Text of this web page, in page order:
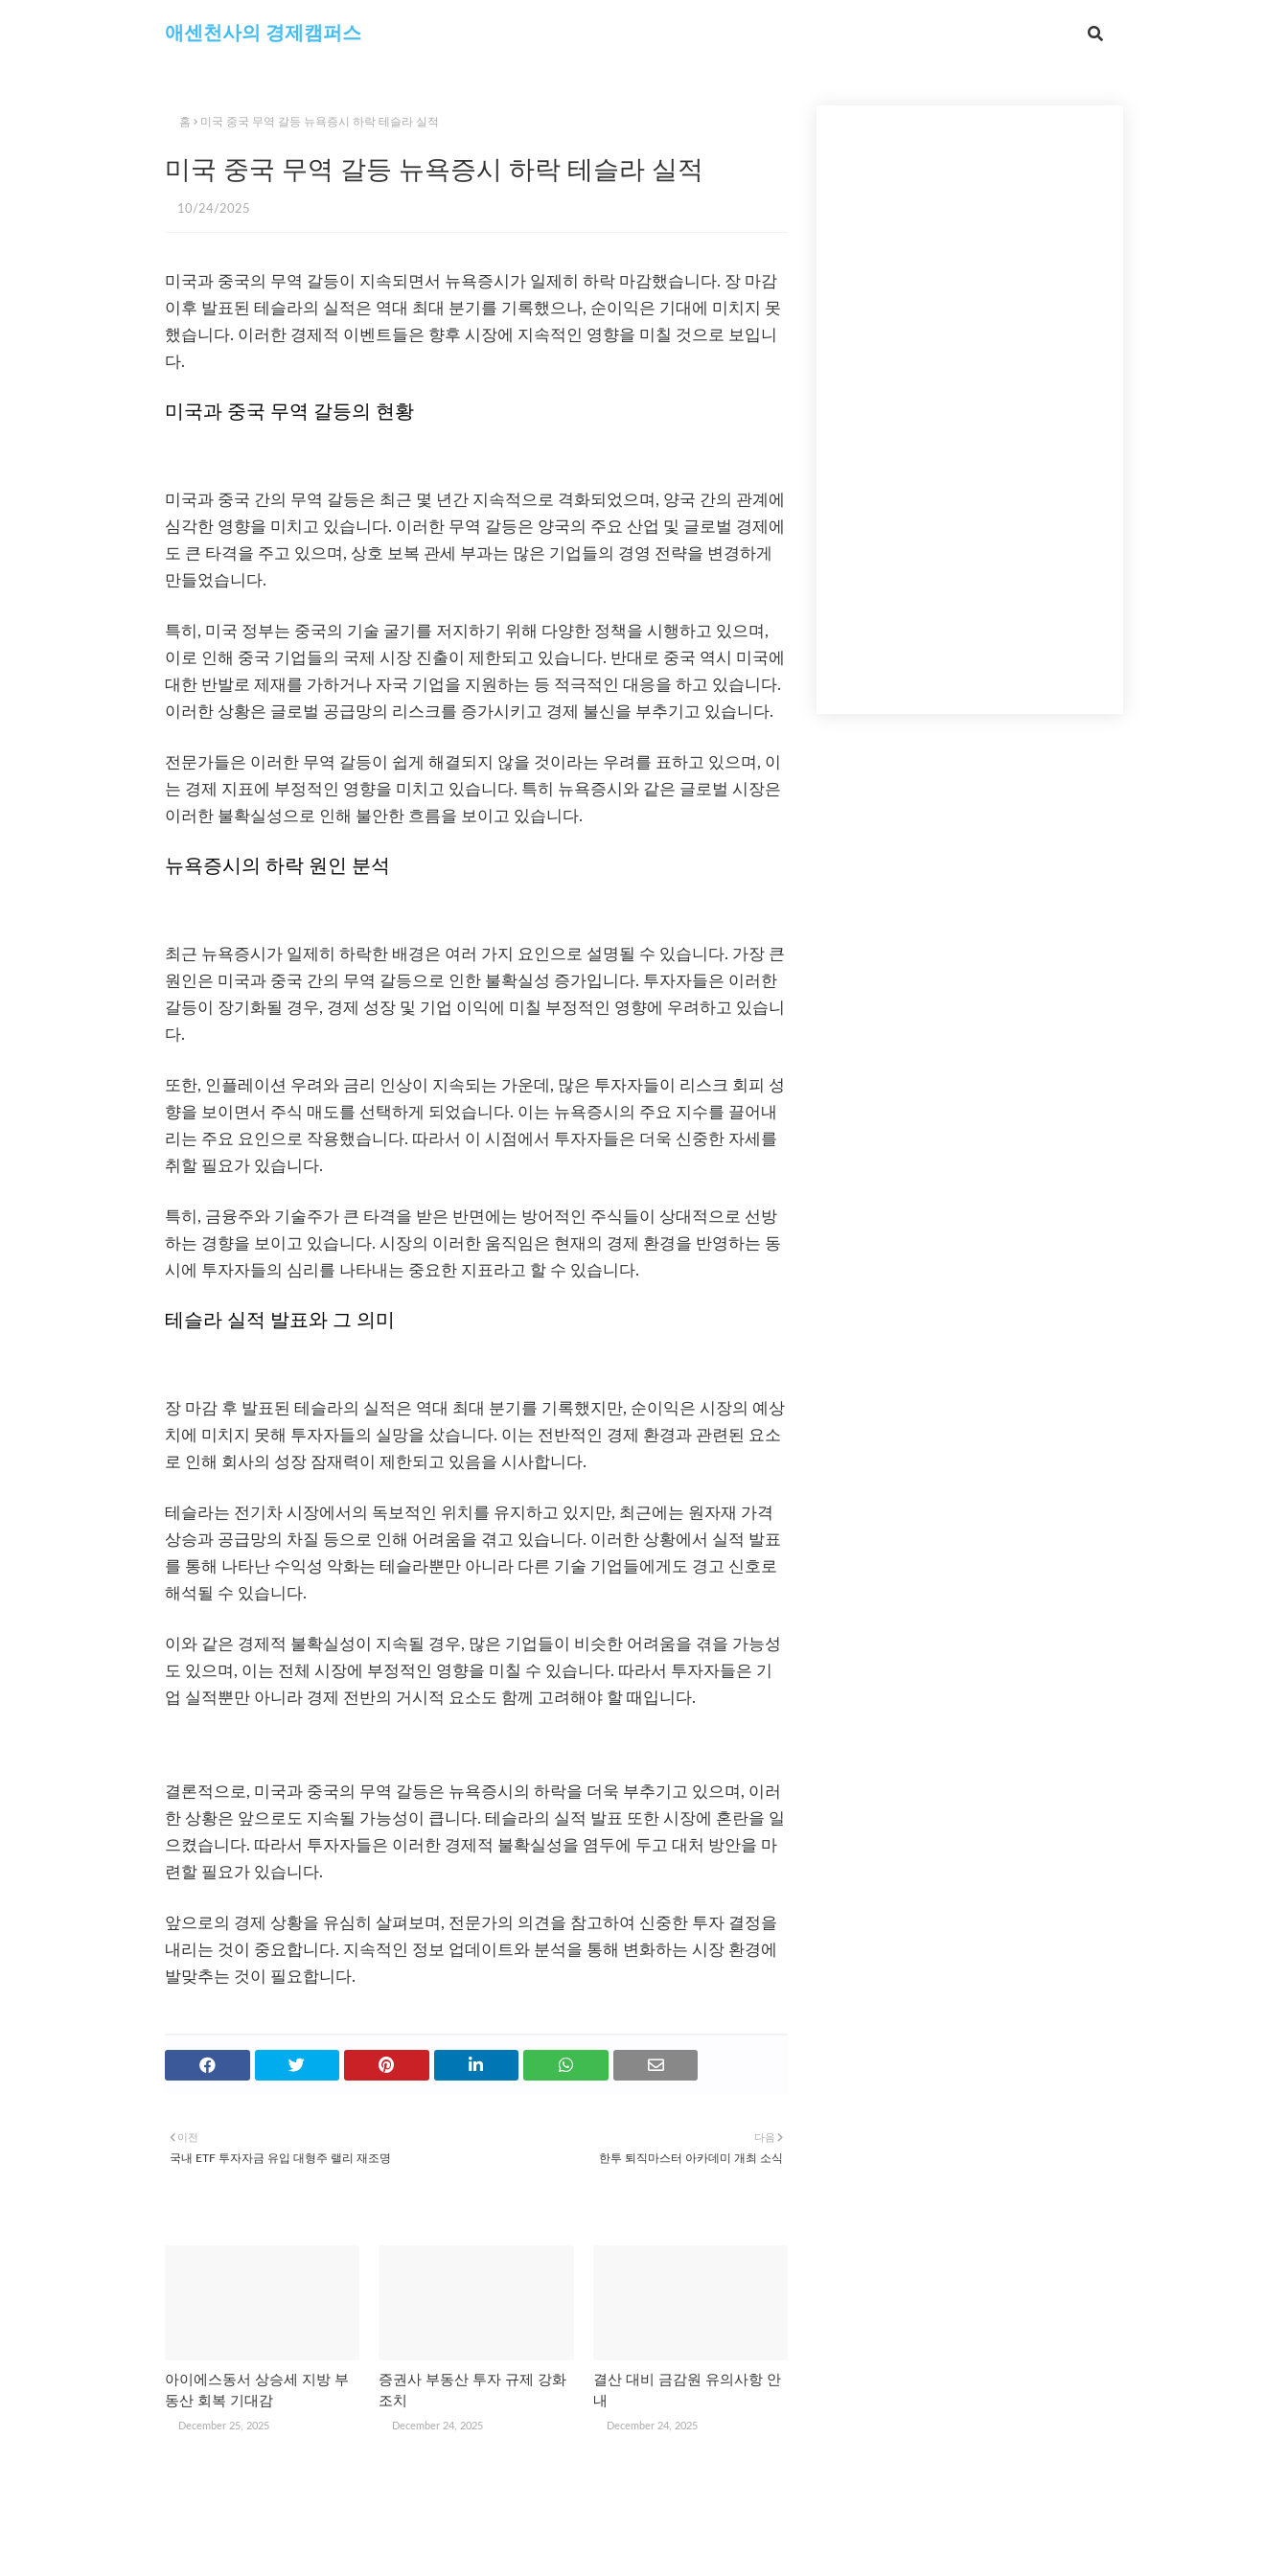
애센천사의 경제캠퍼스
홈 미국 중국 무역 갈등 뉴욕증시 하락 테슬라 실적
미국 중국 무역 갈등 뉴욕증시 하락 테슬라 실적
10/24/2025
미국과 중국의 무역 갈등이 지속되면서 뉴욕증시가 일제히 하락 마감했습니다. 장 마감
이후 발표된 테슬라의 실적은 역대 최대 분기를 기록했으나, 순이익은 기대에 미치지 못
했습니다. 이러한 경제적 이벤트들은 향후 시장에 지속적인 영향을 미칠 것으로 보입니
다.
미국과 중국 무역 갈등의 현황
미국과 중국 간의 무역 갈등은 최근 몇 년간 지속적으로 격화되었으며, 양국 간의 관계에
심각한 영향을 미치고 있습니다. 이러한 무역 갈등은 양국의 주요 산업 및 글로벌 경제에
도 큰 타격을 주고 있으며, 상호 보복 관세 부과는 많은 기업들의 경영 전략을 변경하게
만들었습니다.
특히, 미국 정부는 중국의 기술 굴기를 저지하기 위해 다양한 정책을 시행하고 있으며,
이로 인해 중국 기업들의 국제 시장 진출이 제한되고 있습니다. 반대로 중국 역시 미국에
대한 반발로 제재를 가하거나 자국 기업을 지원하는 등 적극적인 대응을 하고 있습니다.
이러한 상황은 글로벌 공급망의 리스크를 증가시키고 경제 불신을 부추기고 있습니다.
전문가들은 이러한 무역 갈등이 쉽게 해결되지 않을 것이라는 우려를 표하고 있으며, 이
는 경제 지표에 부정적인 영향을 미치고 있습니다. 특히 뉴욕증시와 같은 글로벌 시장은
이러한 불확실성으로 인해 불안한 흐름을 보이고 있습니다.
뉴욕증시의 하락 원인 분석
최근 뉴욕증시가 일제히 하락한 배경은 여러 가지 요인으로 설명될 수 있습니다. 가장 큰
원인은 미국과 중국 간의 무역 갈등으로 인한 불확실성 증가입니다. 투자자들은 이러한
갈등이 장기화될 경우, 경제 성장 및 기업 이익에 미칠 부정적인 영향에 우려하고 있습니
다.
또한, 인플레이션 우려와 금리 인상이 지속되는 가운데, 많은 투자자들이 리스크 회피 성
향을 보이면서 주식 매도를 선택하게 되었습니다. 이는 뉴욕증시의 주요 지수를 끌어내
리는 주요 요인으로 작용했습니다. 따라서 이 시점에서 투자자들은 더욱 신중한 자세를
취할 필요가 있습니다.
특히, 금융주와 기술주가 큰 타격을 받은 반면에는 방어적인 주식들이 상대적으로 선방
하는 경향을 보이고 있습니다. 시장의 이러한 움직임은 현재의 경제 환경을 반영하는 동
시에 투자자들의 심리를 나타내는 중요한 지표라고 할 수 있습니다.
테슬라 실적 발표와 그 의미
장 마감 후 발표된 테슬라의 실적은 역대 최대 분기를 기록했지만, 순이익은 시장의 예상
치에 미치지 못해 투자자들의 실망을 샀습니다. 이는 전반적인 경제 환경과 관련된 요소
로 인해 회사의 성장 잠재력이 제한되고 있음을 시사합니다.
테슬라는 전기차 시장에서의 독보적인 위치를 유지하고 있지만, 최근에는 원자재 가격
상승과 공급망의 차질 등으로 인해 어려움을 겪고 있습니다. 이러한 상황에서 실적 발표
를 통해 나타난 수익성 악화는 테슬라뿐만 아니라 다른 기술 기업들에게도 경고 신호로
해석될 수 있습니다.
이와 같은 경제적 불확실성이 지속될 경우, 많은 기업들이 비슷한 어려움을 겪을 가능성
도 있으며, 이는 전체 시장에 부정적인 영향을 미칠 수 있습니다. 따라서 투자자들은 기
업 실적뿐만 아니라 경제 전반의 거시적 요소도 함께 고려해야 할 때입니다.
결론적으로, 미국과 중국의 무역 갈등은 뉴욕증시의 하락을 더욱 부추기고 있으며, 이러
한 상황은 앞으로도 지속될 가능성이 큽니다. 테슬라의 실적 발표 또한 시장에 혼란을 일
으켰습니다. 따라서 투자자들은 이러한 경제적 불확실성을 염두에 두고 대처 방안을 마
련할 필요가 있습니다.
앞으로의 경제 상황을 유심히 살펴보며, 전문가의 의견을 참고하여 신중한 투자 결정을
내리는 것이 중요합니다. 지속적인 정보 업데이트와 분석을 통해 변화하는 시장 환경에
발맞추는 것이 필요합니다.
다음
한투 퇴직마스터 아카데미 개최 소식
이전
국내 ETF 투자자금 유입 대형주 랠리 재조명
아이에스동서 상승세 지방 부
동산 회복 기대감
December 25, 2025
증권사 부동산 투자 규제 강화
조치
December 24, 2025
결산 대비 금감원 유의사항 안
내
December 24, 2025